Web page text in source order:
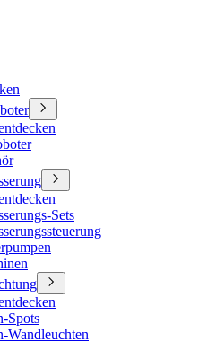
Sets
Spots
Wandleuchten